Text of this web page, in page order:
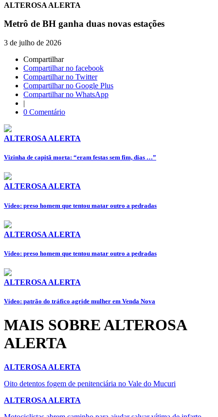
ALTEROSA ALERTA
Metrô de BH ganha duas novas estações
3 de julho de 2026
Compartilhar
Compartilhar no facebook
Compartilhar no Twitter
Compartilhar no Google Plus
Compartilhar no WhatsApp
|
0 Comentário
ALTEROSA ALERTA
Vizinha de capitã morta: “eram festas sem fim, dias …”
ALTEROSA ALERTA
Vídeo: preso homem que tentou matar outro a pedradas
ALTEROSA ALERTA
Vídeo: preso homem que tentou matar outro a pedradas
ALTEROSA ALERTA
Vídeo: patrão do tráfico agride mulher em Venda Nova
MAIS SOBRE ALTEROSA
ALERTA
ALTEROSA ALERTA
Oito detentos fogem de penitenciária no Vale do Mucuri
ALTEROSA ALERTA